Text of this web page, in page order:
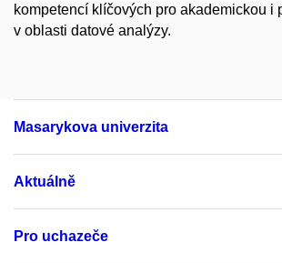
kompetencí klíčových pro akademickou i
v oblasti datové analýzy.
Masarykova univerzita
Aktuálně
Pro uchazeče